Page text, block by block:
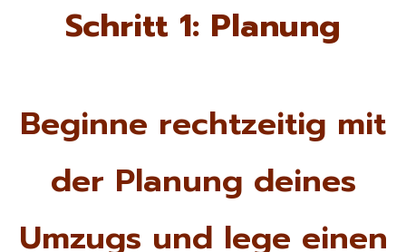
Schritt 1: Planung
Beginne rechtzeitig mit
der Planung deines
Umzugs und lege einen